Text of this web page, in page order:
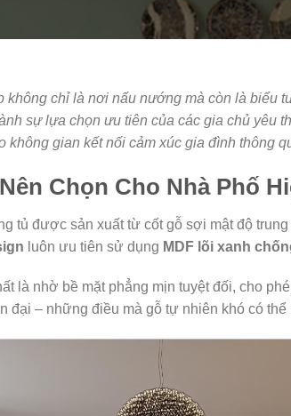
không chỉ là nơi nấu nướng mà còn là biểu
sự lựa chọn ưu tiên của các gia chủ yêu
không gian kết nối cảm xúc gia đình thông
Chọn Cho Nhà Phố
tủ được sản xuất từ cốt gỗ sợi mật độ
luôn ưu tiên sử dụng MDF lõi xanh
là nhờ bề mặt phẳng mịn tuyệt đối, cho
đại – những điều mà gỗ tự nhiên khó có